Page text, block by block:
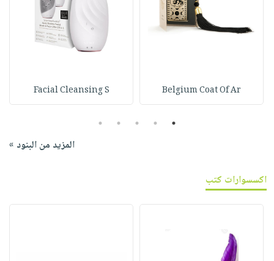
Belgium Coat Of Ar
Facial Cleansing S
1
2
3
4
5
المزيد من البنود »
اكسسوارات كتب